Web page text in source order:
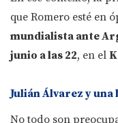
que Romero esté en
mundialista ante
junio a las 22, en el
Julián Álvarez y
No todo son